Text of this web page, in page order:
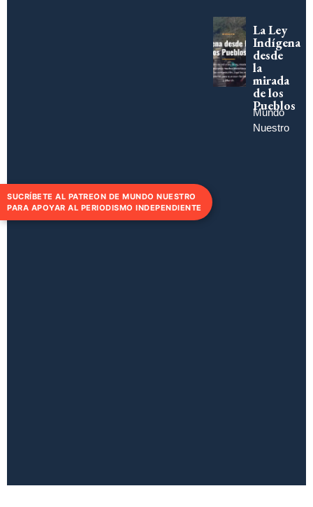
La Ley
Indígena
desde
la
mirada
de los
Pueblos
Mundo
Nuestro
SUCRÍBETE AL PATREON DE MUNDO NUESTRO
PARA APOYAR AL PERIODISMO INDEPENDIENTE